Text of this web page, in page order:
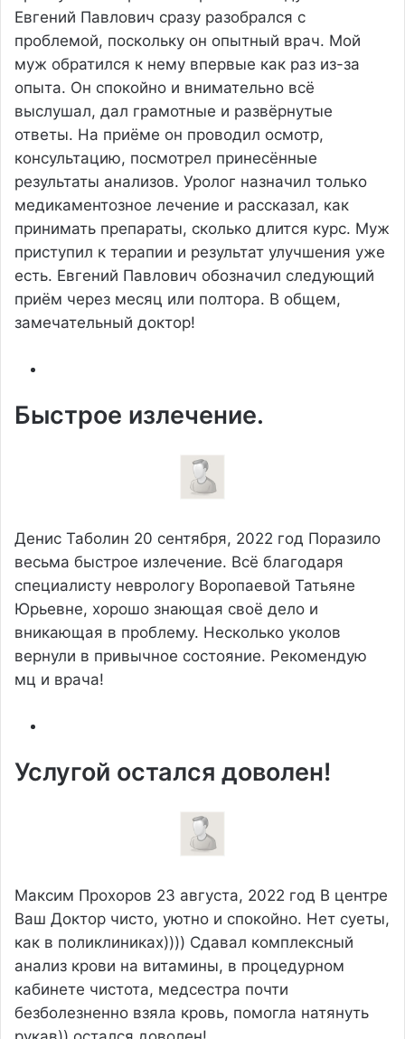
Евгений Павлович сразу разобрался с
проблемой, поскольку он опытный врач. Мой
муж обратился к нему впервые как раз из-за
опыта. Он спокойно и внимательно всё
выслушал, дал грамотные и развёрнутые
ответы. На приёме он проводил осмотр,
консультацию, посмотрел принесённые
результаты анализов. Уролог назначил только
медикаментозное лечение и рассказал, как
принимать препараты, сколько длится курс. Муж
приступил к терапии и результат улучшения уже
есть. Евгений Павлович обозначил следующий
приём через месяц или полтора. В общем,
замечательный доктор!
Быстрое излечение.
Денис Таболин 20 сентября, 2022 год Поразило
весьма быстрое излечение. Всё благодаря
специалисту неврологу Воропаевой Татьяне
Юрьевне, хорошо знающая своё дело и
вникающая в проблему. Несколько уколов
вернули в привычное состояние. Рекомендую
мц и врача!
Услугой остался доволен!
Максим Прохоров 23 августа, 2022 год В центре
Ваш Доктор чисто, уютно и спокойно. Нет суеты,
как в поликлиниках)))) Сдавал комплексный
анализ крови на витамины, в процедурном
кабинете чистота, медсестра почти
безболезненно взяла кровь, помогла натянуть